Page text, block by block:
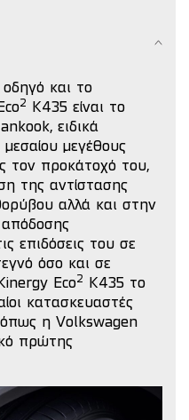
και το
2
K435 είναι το
ειδικά
μεσαίου μεγέθους
τον προκάτοχό του,
της αντίστασης
αλλά και στην
απόδοσης
επιδόσεις του σε
όσο και σε
Eco2
K435 το
κατασκευαστές
η Volkswagen
πρώτης